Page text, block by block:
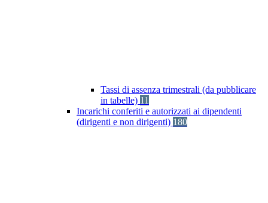
Tassi di assenza trimestrali (da pubblicare
in tabelle) 11
Incarichi conferiti e autorizzati ai dipendenti
(dirigenti e non dirigenti) 180